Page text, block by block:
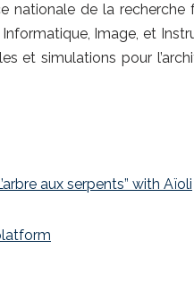
nationale de la
Image, et
et simulations pour
aux serpents” with Aïoli